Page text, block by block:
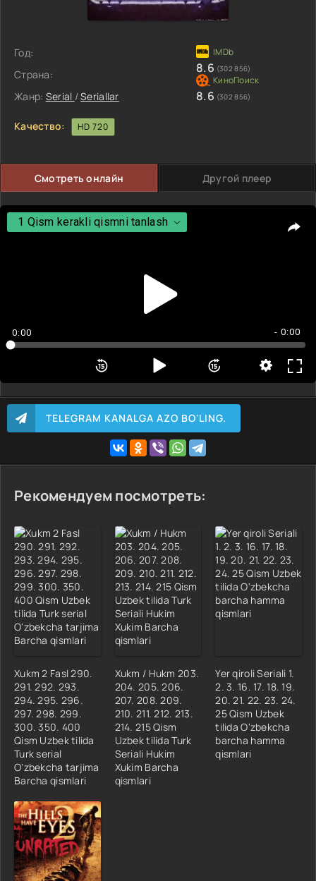
Год:
Страна:
Жанр: Serial /Seriallar
8.6 (302 856)
8.6 (302 856)
Качество: HD 720
Смотреть онлайн Другой плеер
0:00 - 0:00
1 Qism kerakli qismni tanlash
TELEGRAM KANALGA AZO BO'LING.
Рекомендуем посмотреть:
Xukm 2 Fasl 290.
291. 292. 293.
294. 295. 296.
297. 298. 299.
300. 350. 400
Qism Uzbek tilida
Turk serial
O'zbekcha tarjima
Barcha qismlari
Xukm / Hukm 203.
204. 205. 206.
207. 208. 209.
210. 211. 212. 213.
214. 215 Qism
Uzbek tilida Turk
Seriali Hukim
Xukim Barcha
qismlari
Yer qiroli Seriali 1.
2. 3. 16. 17. 18. 19.
20. 21. 22. 23. 24.
25 Qism Uzbek
tilida O'zbekcha
barcha hamma
qismlari